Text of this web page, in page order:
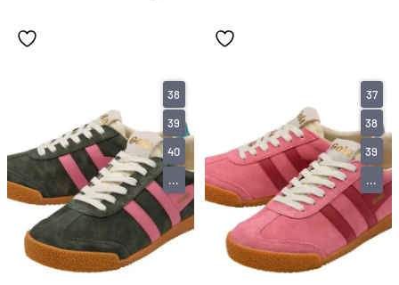
38
39
40
...
37
38
39
...